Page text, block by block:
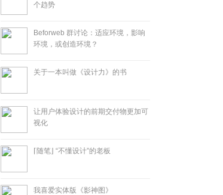
个趋势
Beforweb 群讨论：适应环境，影响
环境，或创造环境？
关于一本叫做《设计力》的书
让用户体验设计的前期交付物更加可
视化
⌈随笔⌋ “不懂设计”的老板
我喜爱实体版《影神图》